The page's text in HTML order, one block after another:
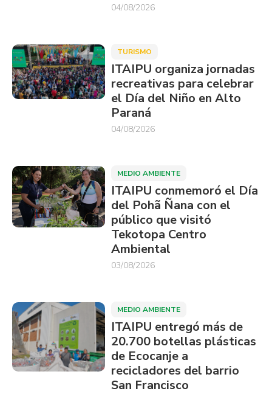
04/08/2026
TURISMO
ITAIPU organiza jornadas
recreativas para celebrar
el Día del Niño en Alto
Paraná
04/08/2026
MEDIO AMBIENTE
ITAIPU conmemoró el Día
del Pohã Ñana con el
público que visitó
Tekotopa Centro
Ambiental
03/08/2026
MEDIO AMBIENTE
ITAIPU entregó más de
20.700 botellas plásticas
de Ecocanje a
recicladores del barrio
San Francisco